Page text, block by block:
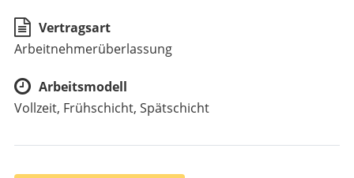
Vertragsart
Arbeitnehmerüberlassung
Arbeitsmodell
Vollzeit, Frühschicht, Spätschicht